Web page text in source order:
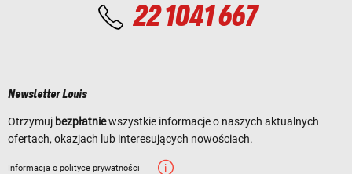
22 1041 667
Newsletter Louis
Otrzymuj bezpłatniewszystkie informacje o naszych aktualnych
ofertach, okazjach lub interesujących nowościach.
Informacja o polityce prywatności